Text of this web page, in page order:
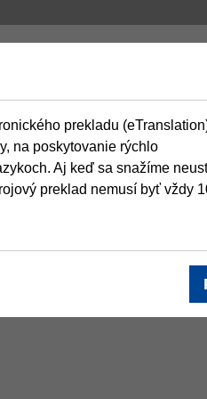
prekladu
na poskytovanie rýchlo
Aj keď sa snažíme
preklad nemusí byť vždy